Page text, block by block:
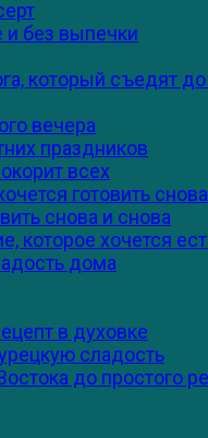
и без выпечки
который съедят
вечера
праздников
всех
готовить снова
снова и снова
которое хочется
дома
в духовке
сладость
до простого